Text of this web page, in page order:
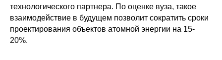
технологического партнера. По оценке вуза, такое
взаимодействие в будущем позволит сократить сроки
проектирования объектов атомной энергии на 15-
20%.